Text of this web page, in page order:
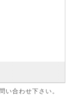
い合わせ下さい。